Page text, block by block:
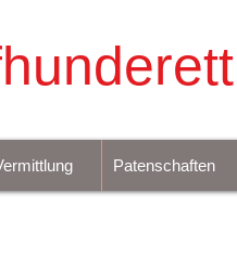
Patenschaften